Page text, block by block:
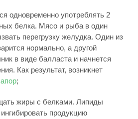
одновременно употреблять 2
белка. Мясо и рыба в один
перегрузку желудка. Один из
нормально, а другой
в виде балласта и начнется
Как результат, возникнет
;
жиры с белками. Липиды
продукцию